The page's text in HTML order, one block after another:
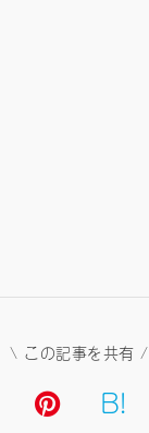
\ この記事を共有 /
B!